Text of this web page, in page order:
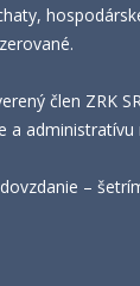
člen ZRK
a
–